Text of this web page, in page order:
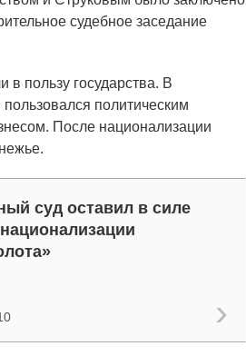
судебное заседание
пользу государства. В
политическим
После национализации
суд оставил в силе